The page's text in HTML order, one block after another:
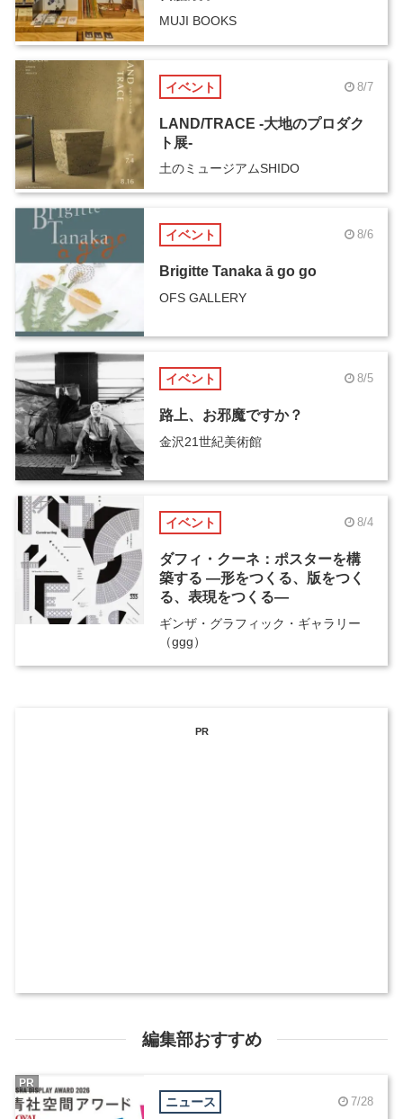
MUJI BOOKS
イベント 8/7
LAND/TRACE -大地のプロダク
ト展-
土のミュージアムSHIDO
イベント 8/6
Brigitte Tanaka ā go go
OFS GALLERY
イベント 8/5
路上、お邪魔ですか？
金沢21世紀美術館
イベント 8/4
ダフィ・クーネ：ポスターを構
築する ―形をつくる、版をつく
る、表現をつくる―
ギンザ・グラフィック・ギャラリー
（ggg）
PR
編集部おすすめ
ニュース 7/28
PR